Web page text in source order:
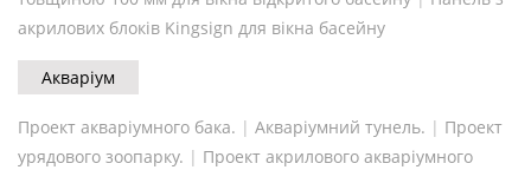
акрилових блоків Kingsign для вікна басейну
Акваріум
Проект акваріумного бака. | Акваріумний тунель. | Проект
урядового зоопарку. | Проект акрилового акваріумного